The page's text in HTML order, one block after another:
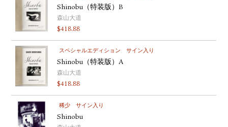
Shinobu（特装版）B
森山大道
$418.88
スペシャルエディション サイン入り
Shinobu（特装版）A
森山大道
$418.88
稀少 サイン入り
Shinobu